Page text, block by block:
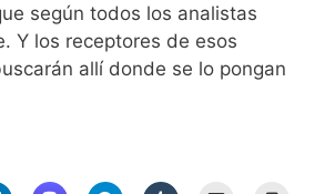
según todos los analistas
Y los receptores de esos
allí donde se lo pongan